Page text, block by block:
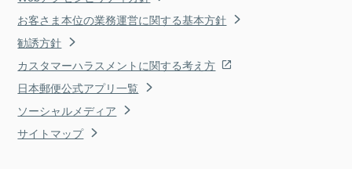
お客さま本位の業務運営に関する基本方針
勧誘方針
カスタマーハラスメントに関する考え方
日本郵便公式アプリ一覧
ソーシャルメディア
サイトマップ